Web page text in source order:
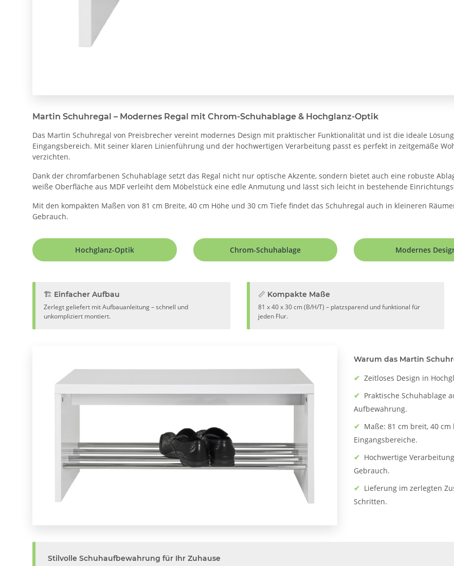
Martin Schuhregal – Modernes Regal mit Chrom-Schuhablage & Hochglanz-Optik
Das Martin Schuhregal von Preisbrecher vereint modernes Design mit praktischer Funktionalität und ist die ideale
Eingangsbereich. Mit seiner klaren Linienführung und der hochwertigen Verarbeitung passt es perfekt in zeitgemäße
verzichten.
Dank der chromfarbenen Schuhablage setzt das Regal nicht nur optische Akzente, sondern bietet auch eine robuste
weiße Oberfläche aus MDF verleiht dem Möbelstück eine edle Anmutung und lässt sich leicht in bestehende
Mit den kompakten Maßen von 81 cm Breite, 40 cm Höhe und 30 cm Tiefe findet das Schuhregal auch in kleineren
Gebrauch.
Hochglanz-Optik Chrom-Schuhablage Modernes
🏗️ Einfacher Aufbau
Zerlegt geliefert mit Aufbauanleitung – schnell und
unkompliziert montiert.
📏 Kompakte Maße
81 x 40 x 30 cm (B/H/T) – platzsparend und funktional für
jeden Flur.
Warum das Martin
✔ Zeitloses Design in
✔ Praktische Schuhablage
Aufbewahrung.
✔ Maße: 81 cm breit, 40
Eingangsbereiche.
✔ Hochwertige
Gebrauch.
✔ Lieferung im zerlegten
Schritten.
Stilvolle Schuhaufbewahrung für Ihr Zuhause